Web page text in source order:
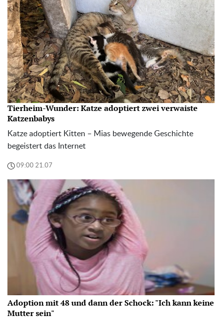
Tierheim-Wunder: Katze adoptiert zwei verwaiste
Katzenbabys
Katze adoptiert Kitten – Mias bewegende Geschichte
begeistert das Internet
09:00 21.07
Adoption mit 48 und dann der Schock: "Ich kann keine
Mutter sein"